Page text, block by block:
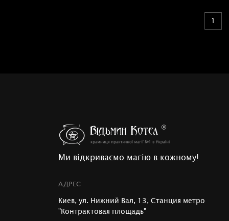
1
Ми відкриваємо магію в кожному!
АДРЕС
Киев, ул. Нижний Вал, 13, Станция метро
"Контрактовая площадь"